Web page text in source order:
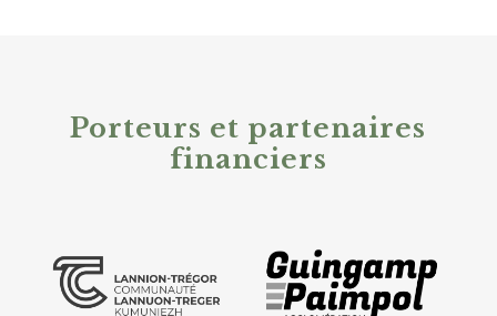
Porteurs et partenaires
financiers